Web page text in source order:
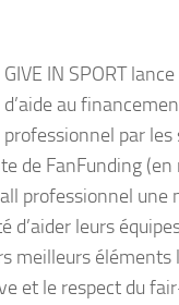
GIVE IN SPORT
d’aide au
professionnel par les
de FanFunding (en
professionnel une
leurs
meilleurs éléments
et le respect du